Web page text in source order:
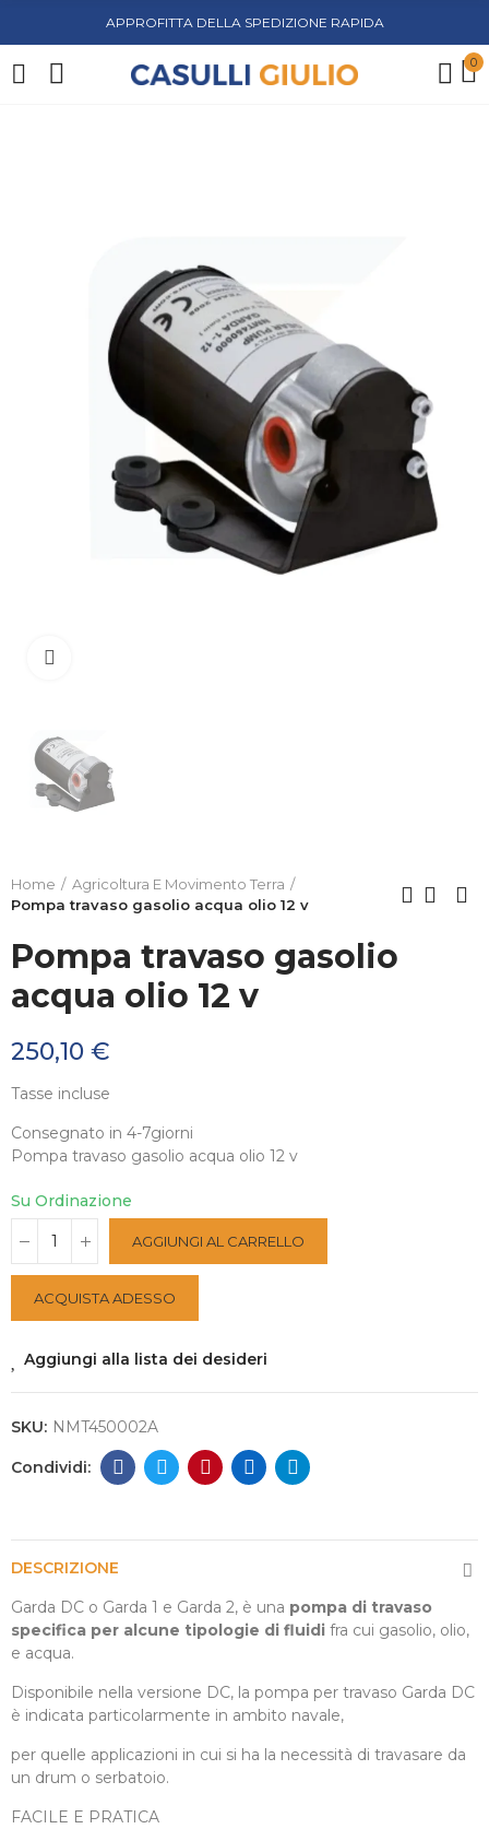
APPROFITTA DELLA SPEDIZIONE RAPIDA
0
Home
Agricoltura E Movimento Terra
Pompa travaso gasolio acqua olio 12 v
Pompa travaso gasolio
acqua olio 12 v
250,10 €
Tasse incluse
Consegnato in 4-7giorni
Pompa travaso gasolio acqua olio 12 v
Su Ordinazione
AGGIUNGI AL CARRELLO
ACQUISTA ADESSO
Aggiungi alla lista dei desideri
SKU: NMT450002A
DESCRIZIONE
Garda DC o Garda 1 e Garda 2, è una pompa di travaso
specifica per alcune tipologie di fluidi fra cui gasolio, olio,
e acqua.
Disponibile nella versione DC, la pompa per travaso Garda DC
è indicata particolarmente in ambito navale,
per quelle applicazioni in cui si ha la necessità di travasare da
un drum o serbatoio.
FACILE E PRATICA